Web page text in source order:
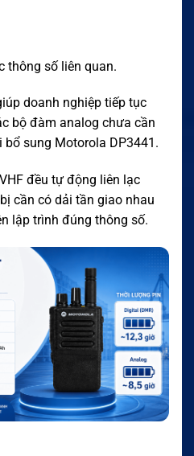
thông số liên quan.
doanh nghiệp tiếp tục
bộ đàm analog chưa cần
sung Motorola DP3441.
đều tự động liên lạc
cần có dải tần giao nhau
lập trình đúng thông số.